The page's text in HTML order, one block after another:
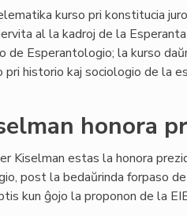
kurso pri konstitucia
al la kadroj de la
de Esperantologio; la kurso
historio kaj sociologio de la
honora
Kiselman estas la honora
post la bedaŭrinda forpaso
kun ĝojo la proponon de la